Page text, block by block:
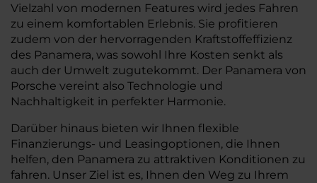
Vielzahl von modernen Features wird jedes Fahren
zu einem komfortablen Erlebnis. Sie profitieren
zudem von der hervorragenden Kraftstoffeffizienz
des Panamera, was sowohl Ihre Kosten senkt als
auch der Umwelt zugutekommt. Der Panamera von
Porsche vereint also Technologie und
Nachhaltigkeit in perfekter Harmonie.
Darüber hinaus bieten wir Ihnen flexible
Finanzierungs- und Leasingoptionen, die Ihnen
helfen, den Panamera zu attraktiven Konditionen zu
fahren. Unser Ziel ist es, Ihnen den Weg zu Ihrem